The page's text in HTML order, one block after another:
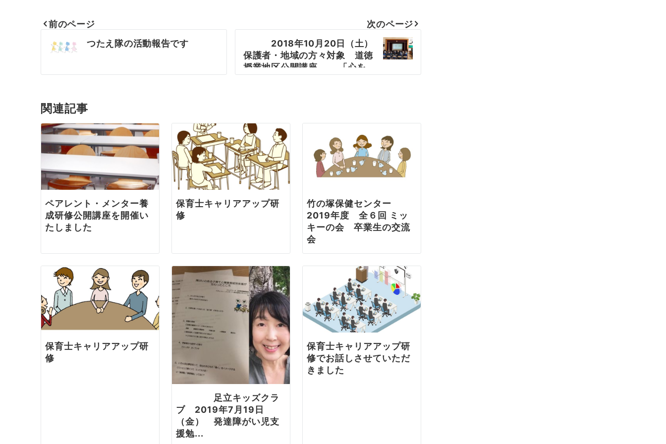
投
ビ
ゲ
ー
シ
ョ
ン
前のページ
つたえ隊の活動報告です
次のページ
2018年10月20日（土）
保護者・地域の方々対象 道徳
授業地区公開講座 「心を
関連記事
ペアレント・メンター養
成研修公開講座を開催い
たしました
保育士キャリアアップ研
修
竹の塚保健センター
2019年度 全６回 ミッ
キーの会 卒業生の交流
会
保育士キャリアアップ研
修
足立キッズクラ
ブ 2019年7月19日
（金） 発達障がい児支
援勉...
保育士キャリアアップ研
修でお話しさせていただ
きました